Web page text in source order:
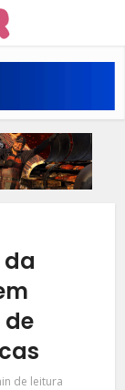
de
de leitura